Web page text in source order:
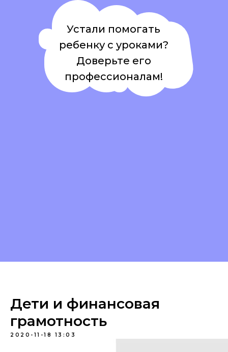
Устали помогать
ребенку с уроками?
Доверьте его
профессионалам!
Дети и финансовая
грамотность
2020-11-18 13:03